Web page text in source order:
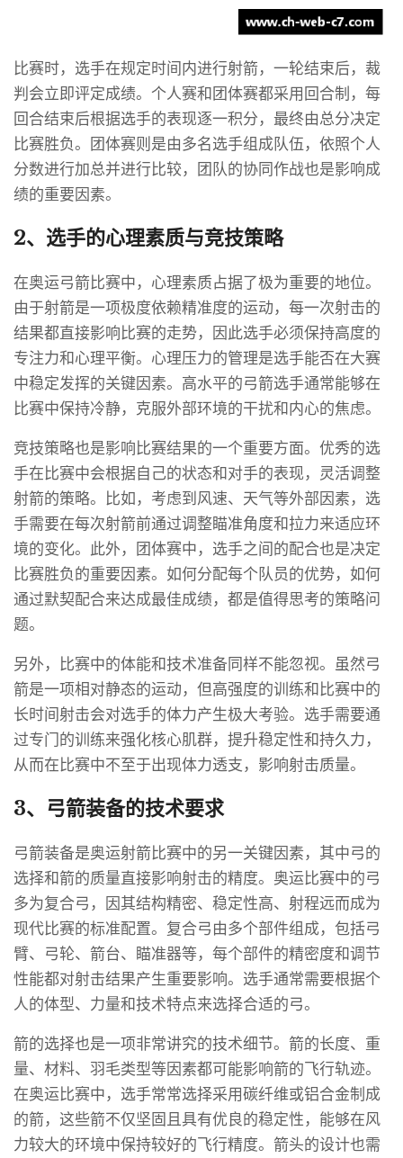
比赛时，选手在规定时间内进行射箭，一轮结束后，裁
判会立即评定成绩。个人赛和团体赛都采用回合制，每
回合结束后根据选手的表现逐一积分，最终由总分决定
比赛胜负。团体赛则是由多名选手组成队伍，依照个人
分数进行加总并进行比较，团队的协同作战也是影响成
绩的重要因素。
2、选手的心理素质与竞技策略
在奥运弓箭比赛中，心理素质占据了极为重要的地位。
由于射箭是一项极度依赖精准度的运动，每一次射击的
结果都直接影响比赛的走势，因此选手必须保持高度的
专注力和心理平衡。心理压力的管理是选手能否在大赛
中稳定发挥的关键因素。高水平的弓箭选手通常能够在
比赛中保持冷静，克服外部环境的干扰和内心的焦虑。
竞技策略也是影响比赛结果的一个重要方面。优秀的选
手在比赛中会根据自己的状态和对手的表现，灵活调整
射箭的策略。比如，考虑到风速、天气等外部因素，选
手需要在每次射箭前通过调整瞄准角度和拉力来适应环
境的变化。此外，团体赛中，选手之间的配合也是决定
比赛胜负的重要因素。如何分配每个队员的优势，如何
通过默契配合来达成最佳成绩，都是值得思考的策略问
题。
另外，比赛中的体能和技术准备同样不能忽视。虽然弓
箭是一项相对静态的运动，但高强度的训练和比赛中的
长时间射击会对选手的体力产生极大考验。选手需要通
过专门的训练来强化核心肌群，提升稳定性和持久力，
从而在比赛中不至于出现体力透支，影响射击质量。
3、弓箭装备的技术要求
弓箭装备是奥运射箭比赛中的另一关键因素，其中弓的
选择和箭的质量直接影响射击的精度。奥运比赛中的弓
多为复合弓，因其结构精密、稳定性高、射程远而成为
现代比赛的标准配置。复合弓由多个部件组成，包括弓
臂、弓轮、箭台、瞄准器等，每个部件的精密度和调节
性能都对射击结果产生重要影响。选手通常需要根据个
人的体型、力量和技术特点来选择合适的弓。
箭的选择也是一项非常讲究的技术细节。箭的长度、重
量、材料、羽毛类型等因素都可能影响箭的飞行轨迹。
在奥运比赛中，选手常常选择采用碳纤维或铝合金制成
的箭，这些箭不仅坚固且具有优良的稳定性，能够在风
力较大的环境中保持较好的飞行精度。箭头的设计也需